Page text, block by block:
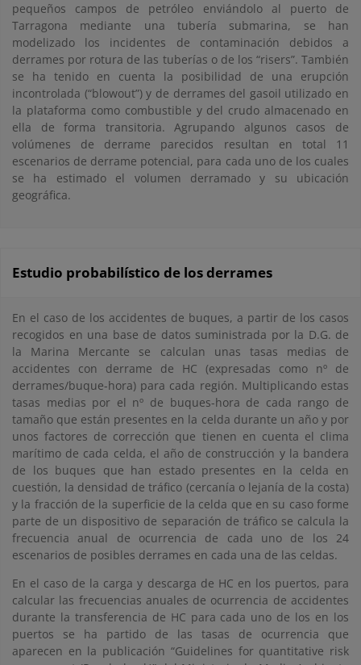
pequeños campos de petróleo enviándolo al puerto de
Tarragona mediante una tubería submarina, se han
modelizado los incidentes de contaminación debidos a
derrames por rotura de las tuberías o de los “risers”. También
se ha tenido en cuenta la posibilidad de una erupción
incontrolada (“blowout”) y de derrames del gasoil utilizado en
la plataforma como combustible y del crudo almacenado en
ella de forma transitoria. Agrupando algunos casos de
volúmenes de derrame parecidos resultan en total 11
escenarios de derrame potencial, para cada uno de los cuales
se ha estimado el volumen derramado y su ubicación
geográfica.
Estudio probabilístico de los derrames
En el caso de los accidentes de buques, a partir de los casos
recogidos en una base de datos suministrada por la D.G. de
la Marina Mercante se calculan unas tasas medias de
accidentes con derrame de HC (expresadas como nº de
derrames/buque-hora) para cada región. Multiplicando estas
tasas medias por el nº de buques-hora de cada rango de
tamaño que están presentes en la celda durante un año y por
unos factores de corrección que tienen en cuenta el clima
marítimo de cada celda, el año de construcción y la bandera
de los buques que han estado presentes en la celda en
cuestión, la densidad de tráfico (cercanía o lejanía de la costa)
y la fracción de la superficie de la celda que en su caso forme
parte de un dispositivo de separación de tráfico se calcula la
frecuencia anual de ocurrencia de cada uno de los 24
escenarios de posibles derrames en cada una de las celdas.
En el caso de la carga y descarga de HC en los puertos, para
calcular las frecuencias anuales de ocurrencia de accidentes
durante la transferencia de HC para cada uno de los en los
puertos se ha partido de las tasas de ocurrencia que
aparecen en la publicación “Guidelines for quantitative risk